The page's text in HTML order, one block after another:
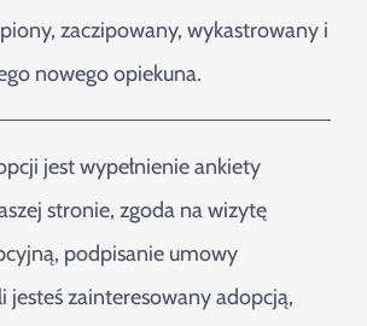
zaczipowany, wykastrowany i
nowego opiekuna.
jest wypełnienie ankiety
stronie, zgoda na wizytę
podpisanie umowy
jesteś zainteresowany adopcją,